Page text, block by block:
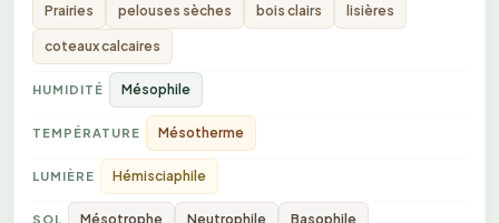
Prairies pelouses sèches bois clairs lisières
coteaux calcaires
HUMIDITÉ Mésophile
TEMPÉRATURE Mésotherme
LUMIÈRE Hémisciaphile
SOL Mésotrophe Neutrophile Basophile